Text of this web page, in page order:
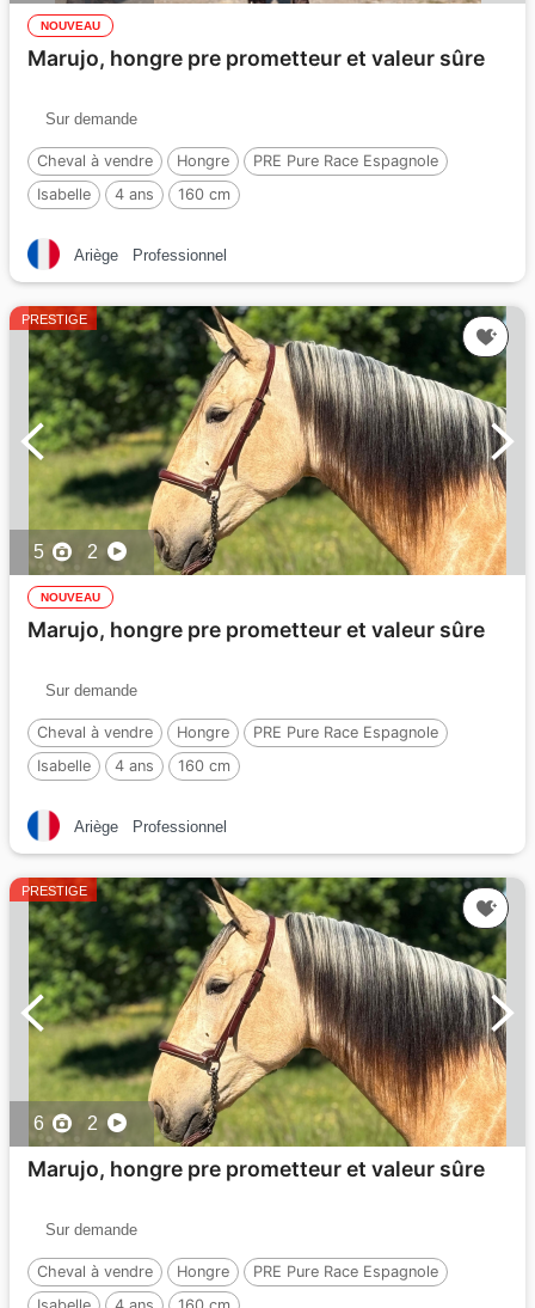
NOUVEAU
Marujo, hongre pre prometteur et valeur sûre
Sur demande
Cheval à vendre Hongre
PRE Pure Race Espagnole
Isabelle
4 ans 160 cm
Ariège Professionnel
PRESTIGE
5 2
NOUVEAU
Marujo, hongre pre prometteur et valeur sûre
Sur demande
Cheval à vendre Hongre
PRE Pure Race Espagnole
Isabelle
4 ans 160 cm
Ariège Professionnel
PRESTIGE
6 2
Marujo, hongre pre prometteur et valeur sûre
Sur demande
Cheval à vendre Hongre
PRE Pure Race Espagnole